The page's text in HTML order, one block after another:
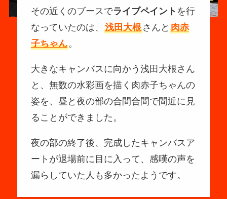
その近くのブースでライブペイント を行
なっていたのは、 浅田大根さんと 肉赤
子ちゃん。
大きなキャンバスに向かう浅田大根さん
と、無数の水彩画を描く肉赤子ちゃんの
姿を、昼と夜の部の合間合間で間近に見
ることができました。
夜の部の終了後、完成したキャンバスア
ートが退場前に目に入って、感嘆の声を
漏らしていた人も多かったようです。